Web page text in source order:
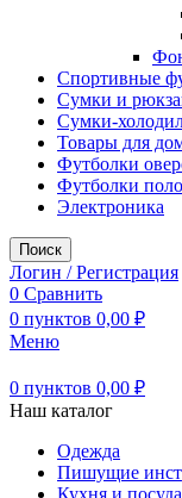
Спортивные
Сумки и
Сумки-
Товары для
Футболки
Футболки
Электроника
Поиск
Логин / Регистрация
0 Сравнить
0 пунктов 0,00 ₽
Меню
0 пунктов 0,00 ₽
Наш каталог
Одежда
Пишущие
Кухня и посуда